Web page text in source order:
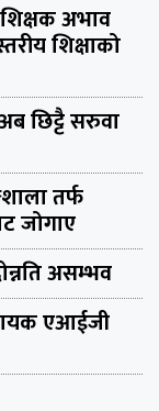
शिक्षक अभाव
शिक्षाको
छिट्टै सरुवा
तर्फ
जोगाए
असम्भव
एआईजी